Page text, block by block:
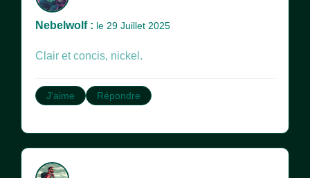
Nebelwolf : le 29 Juillet 2025
Clair et concis, nickel.
J'aime Répondre